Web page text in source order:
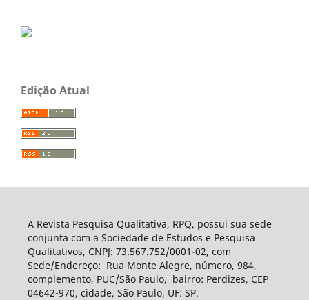
Edição Atual
A Revista Pesquisa Qualitativa, RPQ, possui sua sede
conjunta com a Sociedade de Estudos e Pesquisa
Qualitativos, CNPJ: 73.567.752/0001-02, com
Sede/Endereço: Rua Monte Alegre, número, 984,
complemento, PUC/São Paulo, bairro: Perdizes, CEP
04642-970, cidade, São Paulo, UF: SP.